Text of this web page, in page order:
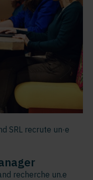
SRL recrute un·e
recherche un.e